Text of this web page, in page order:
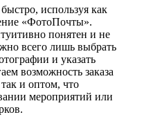
используя как
«ФотоПочты».
понятен и не
всего лишь выбрать
и указать
возможность заказа
и оптом, что
мероприятий или